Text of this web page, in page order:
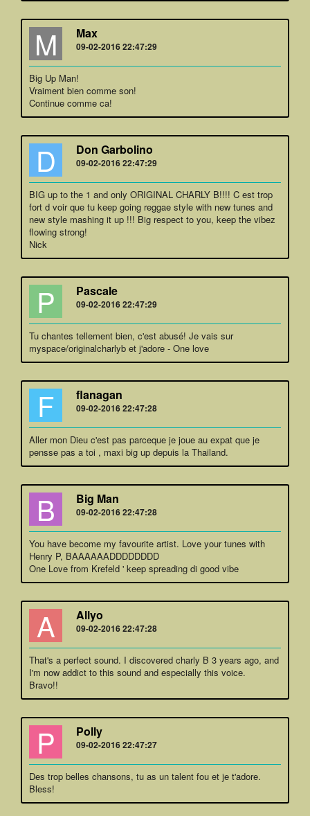
M Max
09-02-2016 22:47:29
Big Up Man!
Vraiment bien comme son!
Continue comme ca!
D Don Garbolino
09-02-2016 22:47:29
BIG up to the 1 and only ORIGINAL CHARLY B!!!! C est trop
fort d voir que tu keep going reggae style with new tunes and
new style mashing it up !!! Big respect to you, keep the vibez
flowing strong!
Nick
P Pascale
09-02-2016 22:47:29
Tu chantes tellement bien, c'est abusé! Je vais sur
myspace/originalcharlyb et j'adore - One love
F flanagan
09-02-2016 22:47:28
Aller mon Dieu c'est pas parceque je joue au expat que je
pensse pas a toi , maxi big up depuis la Thailand.
B Big Man
09-02-2016 22:47:28
You have become my favourite artist. Love your tunes with
Henry P, BAAAAAADDDDDDDD
One Love from Krefeld ' keep spreading di good vibe
A Allyo
09-02-2016 22:47:28
That's a perfect sound. I discovered charly B 3 years ago, and
I'm now addict to this sound and especially this voice.
Bravo!!
P Polly
09-02-2016 22:47:27
Des trop belles chansons, tu as un talent fou et je t'adore.
Bless!